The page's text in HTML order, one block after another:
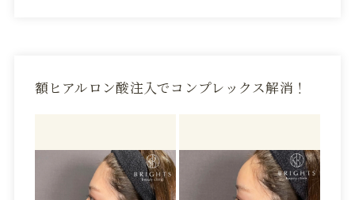
額ヒアルロン酸注入でコンプレックス解消！